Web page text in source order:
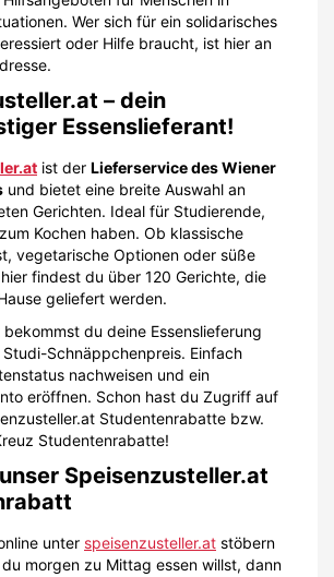
Wer sich für ein solidarisches
oder Hilfe braucht, ist hier an
– dein
Essenslieferant!
ist der Lieferservice des Wiener
und bietet eine breite Auswahl an
Gerichten. Ideal für Studierende,
Kochen haben. Ob klassische
vegetarische Optionen oder süße
findest du über 120 Gerichte, die
geliefert werden.
du deine Essenslieferung
Schnäppchenpreis. Einfach
nachweisen und ein
eröffnen. Schon hast du Zugriff auf
Studentenrabatte bzw.
Studentenrabatte!
Speisenzusteller.at
unter speisenzusteller.at stöbern
morgen zu Mittag essen willst, dann